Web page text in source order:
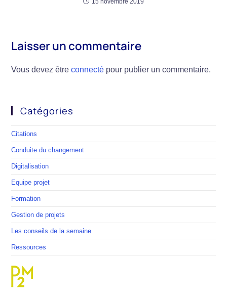
15 novembre 2019
Laisser un commentaire
Vous devez êtreconnecté pour publier un commentaire.
Catégories
Citations
Conduite du changement
Digitalisation
Equipe projet
Formation
Gestion de projets
Les conseils de la semaine
Ressources